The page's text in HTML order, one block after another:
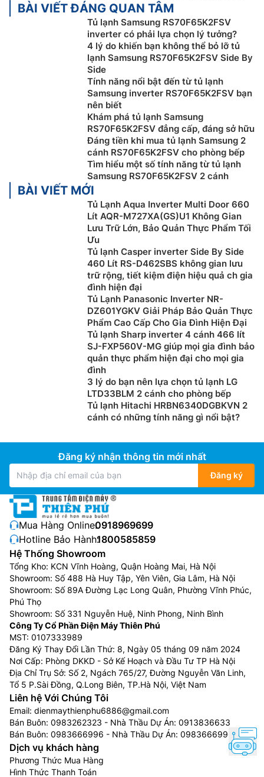
Chế độ AI Energy: Nếu hóa đơn tiền điện dự kiến vượt
quá mục tiêu đặt trước của bạn,tủ lạnhsẽ nhắc bạn
kích hoạt chế độ tiết kiệm điện AI Energy. Từ đó, công
nghệ AI thông minh sẽ điều chỉnh tốc độ máy nén và
chu kỳ rã đông dựa trên thói quen sử dụng và môi
trường xung quanh giúp tiết kiệm điện đến 10%.
Giám sát và quản lý hoạt động của tủ
lạnh mọi lúc, mọi nơi. Giờ đây chỉ cần kết nối tủ lạnh
với Wi-Fi, bạn có thể sử dụng ứng dụng SmartThings
để dễ dàng điều khiển các chế độ làm lạnh, thay đổi
nhiệt độ và nhận thông báo khi quên đóng tủ.
SmartThings Energy:
SmartThings Energy gợi ý nhiều
mẹo sử dụng điện hiệu quả và theo dõi mức tiêu thụ
điện trong thời gian thực rồi so sánh với tháng trước.
Thêm vào đó, bạn còn nhận được thông báo nếu vượt
định mức mục tiêu hàng tháng.
SmartThings Home Care: Việc “chăm sóc” tủ lạnh
chưa bao giờ dễ dàng hơn thế! Với SmartThings Home
Care, bạn có thể kiểm tra tình trạng tủ và nhận thông
báo theo thời gian thực, kể cả tình trạng của bộ lọc
nước. SmartThings Home Care cũng tự động nhắc bạn
thay thế phụ kiện, phát hiện sự cố và đề xuất giải
BÀI VIẾT ĐÁNG QUAN TÂM
Tủ lạnh Samsung RS70F65K2FSV
inverter có phải lựa chọn lý tưởng?
4 lý do khiến bạn không thể bỏ lỡ tủ
lạnh Samsung RS70F65K2FSV Side By
Side
Tính năng nổi bật đến từ tủ lạnh
Samsung inverter RS70F65K2FSV bạn
nên biết
Khám phá tủ lạnh Samsung
RS70F65K2FSV đẳng cấp, đáng sở hữu
Đáng tiền khi mua tủ lạnh Samsung 2
cánh RS70F65K2FSV cho phòng bếp
Tìm hiểu một số tính năng từ tủ lạnh
Samsung RS70F65K2FSV 2 cánh
BÀI VIẾT MỚI
Tủ Lạnh Aqua Inverter Multi Door 660
Lít AQR-M727XA(GS)U1 Không Gian
Lưu Trữ Lớn, Bảo Quản Thực Phẩm Tối
Ưu
Tủ lạnh Casper inverter Side By Side
460 Lít RS-D462SBS không gian lưu
trữ rộng, tiết kiệm điện hiệu quả ch gia
đình hiện đại
Tủ Lạnh Panasonic Inverter NR-
DZ601YGKV Giải Pháp Bảo Quản Thực
Phẩm Cao Cấp Cho Gia Đình Hiện Đại
Tủ lạnh Sharp inverter 4 cánh 466 lít
SJ-FXP560V-MG giúp mọi gia đình bảo
quản thực phẩm hiện đại cho mọi gia
đình
3 lý do bạn nên lựa chọn tủ lạnh LG
LTD33BLM 2 cánh cho phòng bếp
Tủ lạnh Hitachi HRBN6340DGBKVN 2
cánh có những tính năng gì nổi bật?
Đăng ký nhận thông tin mới nhất
Đăng ký
Mua Hàng Online:0918969699
Hotline Bảo Hành:1800585859
Hệ Thống Showroom
Tổng Kho: KCN Vĩnh Hoàng, Quận Hoàng Mai, Hà Nội
Showroom: Số 488 Hà Huy Tập, Yên Viên, Gia Lâm, Hà Nội
Showroom: Số 89A Đường Lạc Long Quân, Phường Vĩnh Phúc,
Phú Thọ
Showroom: Số 331 Nguyễn Huệ, Ninh Phong, Ninh Bình
Công Ty Cổ Phần Điện Máy Thiên Phú
MST: 0107333989
Đăng Ký Thay Đổi Lần Thứ: 8, Ngày 05 tháng 09 năm 2024
Nơi Cấp: Phòng DKKD - Sở Kế Hoạch và Đầu Tư TP Hà Nội
Địa Chỉ Trụ Sở: Số 2, Ngách 765/27, Đường Nguyễn Văn Linh,
Tổ 5 P.Sài Đồng, Q.Long Biên, TP.Hà Nội, Việt Nam
Liên hệ Với Chúng Tôi
Email: dienmaythienphu6886@gmail.com
Bán Buôn: 0983262323 - Nhà Thầu Dự Án: 0913836633
Bán Buôn: 0983666996 - Nhà Thầu Dự Án: 0983666996
Dịch vụ khách hàng
Phương Thức Mua Hàng
Hình Thức Thanh Toán